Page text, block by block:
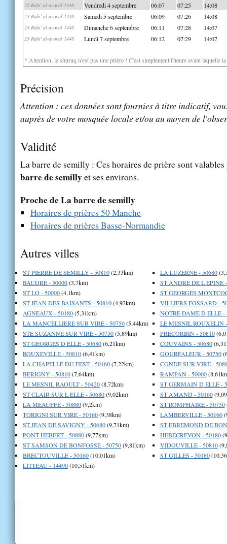
22 Rabi' al-awwal 1448 Vendredi 4 septembre 06:07 07:25 14:08
23 Rabi' al-awwal 1448 Samedi 5 septembre 06:09 07:26 14:08
24 Rabi' al-awwal 1448 Dimanche 6 septembre 06:11 07:28 14:07
25 Rabi' al-awwal 1448 Lundi 7 septembre 06:12 07:29 14:07
* Attention, le shuruq n'est pas une prière ! C'est simplement l'heure avant laquelle
Précision
Attention : ces données sont fournies à titre indicatif,
auprès de votre mosquée locale et/ou au moyen de
Validité
La barre de semilly : Ces horaires de prière sont
barre de semillyet ses environs.
Proche de La barre de semilly
Horaires de prières 50 Manche
Horaires de prières Basse-Normandie
Autres villes
ST PIERRE DE SEMILLY - 50810(2,33km)
BAUDRE - 50000(3,7km)
ST LO - 50000(4,1km)
ST JEAN DES BAISANTS - 50810(4,92km)
AGNEAUX - 50180(5,31km)
LA MANCELLIERE SUR VIRE - 50750(5,44km)
STE SUZANNE SUR VIRE - 50750(5,89km)
ST GEORGES D ELLE - 50680(6,21km)
ROUXEVILLE - 50810(6,41km)
LA CHAPELLE DU FEST - 50160(7,22km)
BERIGNY - 50810(7,64km)
LE MESNIL RAOULT - 50420(8,72km)
ST CLAIR SUR L ELLE - 50680(9,02km)
LA MEAUFFE - 50880(9,2km)
TORIGNI SUR VIRE - 50160(9,38km)
ST JEAN DE SAVIGNY - 50680(9,71km)
PONT HEBERT - 50880(9,77km)
ST SAMSON DE BONFOSSE - 50750(9,81km)
BRECTOUVILLE - 50160(10,01km)
LITTEAU - 14490(10,51km)
LA LUZERNE - 50680
ST ANDRE DE L EPINE
ST GEORGES
VILLIERS FOSSARD -
NOTRE DAME D ELLE -
LE MESNIL ROUXELIN
PRECORBIN - 50810
COUVAINS - 50680
GOURFALEUR - 50750
CONDE SUR VIRE -
RAMPAN - 50000
ST GERMAIN D ELLE -
ST AMAND - 50160
ST ROMPHAIRE - 50750
LAMBERVILLE - 50160
ST EBREMOND DE
HEBECREVON - 50180
VIDOUVILLE - 50810
ST GILLES - 50180